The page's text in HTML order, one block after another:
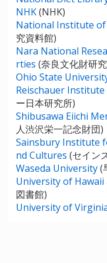
NHK(NHK)
National Institute
究資料館)
Nara National
rties (奈良文化財研
Ohio State
Reischauer Institute
ー日本研究所)
Shibusawa Eiichi
人渋沢栄一記念財団)
Sainsbury Institute
nd Cultures (セイン
Waseda University(
University of Hawaii
図書館)
University of